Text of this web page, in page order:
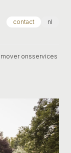
contact nl
over onsservices